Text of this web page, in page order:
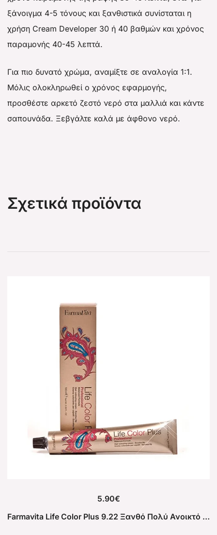
ξάνοιγμα 4-5 τόνους και ξανθιστικά συνίσταται η
χρήση Cream Developer 30 ή 40 βαθμών και χρόνος
παραμονής 40-45 λεπτά.
Για πιο δυνατό χρώμα, αναμίξτε σε αναλογία 1:1.
Μόλις ολοκληρωθεί ο χρόνος εφαρμογής,
προσθέστε αρκετό ζεστό νερό στα μαλλιά και κάντε
σαπουνάδα. Ξεβγάλτε καλά με άφθονο νερό.
Σχετικά προϊόντα
5.90€
Farmavita Life Color Plus 9.22 Ξανθό Πολύ Ανοικτό Ιριζέ Ροζέ